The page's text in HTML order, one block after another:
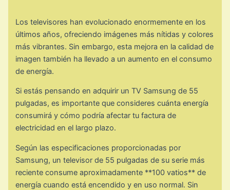
Los televisores han evolucionado enormemente en los
últimos años, ofreciendo imágenes más nítidas y colores
más vibrantes. Sin embargo, esta mejora en la calidad de
imagen también ha llevado a un aumento en el consumo
de energía.
Si estás pensando en adquirir un TV Samsung de 55
pulgadas, es importante que consideres cuánta energía
consumirá y cómo podría afectar tu factura de
electricidad en el largo plazo.
Según las especificaciones proporcionadas por
Samsung, un televisor de 55 pulgadas de su serie más
reciente consume aproximadamente **100 vatios** de
energía cuando está encendido y en uso normal. Sin